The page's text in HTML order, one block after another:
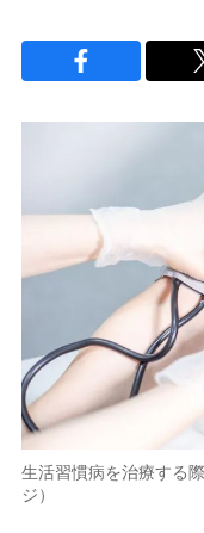
生活習慣病を治療する
ジ）